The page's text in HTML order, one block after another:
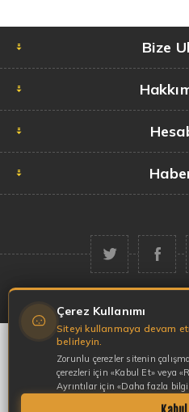
Bize
Telif hakkı © 2026 Garaj
Çerez Kullanımı
Siteyi kullanmaya devam
belirleyin.
Zorunlu çerezler sitenin
çerezleri için «Kabul Et» veya
Ayrıntılar için «Daha fazla